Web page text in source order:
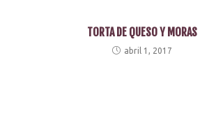
TORTA DE QUESO Y MORAS
abril 1, 2017